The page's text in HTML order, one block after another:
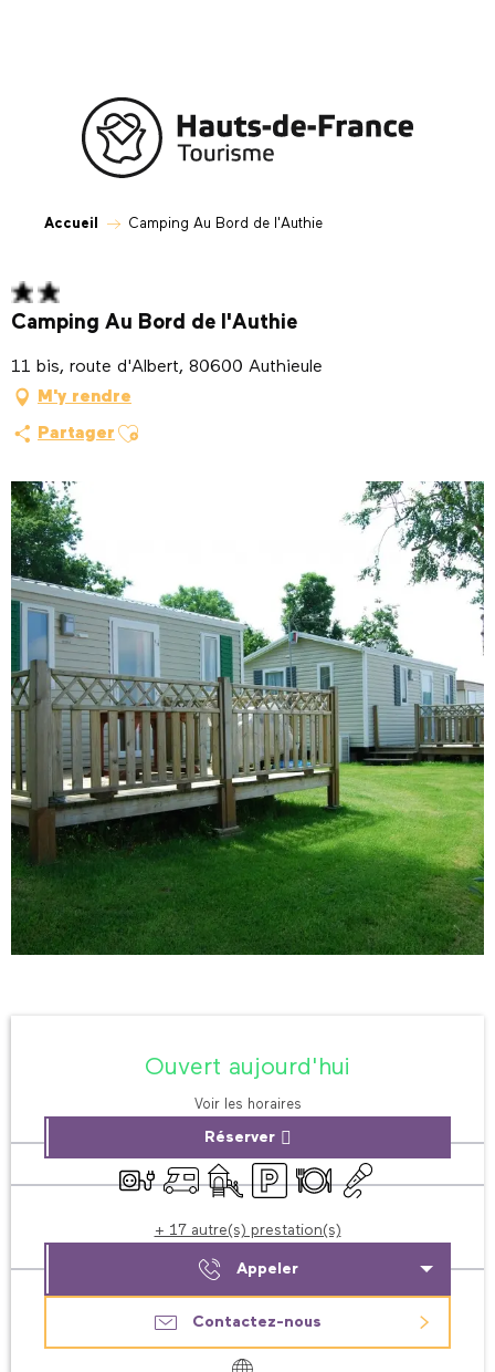
Accueil Camping Au Bord de l'Authie
Camping Au Bord de l'Authie
11 bis, route d'Albert, 80600 Authieule
M'y rendre
Partager Ajouter aux favoris
Ouvert aujourd'hui
Voir les horaires
Réserver
Branchements électriques
Accueil camping car
Jeux pour enfants / Espace jeux
ParkingRestaurantAnimation
+ 17 autre(s) prestation(s)
Appeler
Contactez-nous